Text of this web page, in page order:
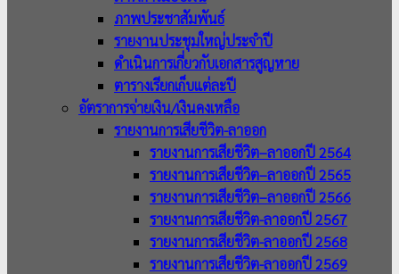
ภาพประชาสัมพันธ์
รายงานประชุมใหญ่ประจำปี
ดำเนินการเกี่ยวกับเอกสารสูญหาย
ตารางเรียกเก็บแต่ละปี
อัตราการจ่ายเงิน/เงินคงเหลือ
รายงานการเสียชีวิต-ลาออก
รายงานการเสียชีวิต–ลาออกปี 2564
รายงานการเสียชีวิต–ลาออกปี 2565
รายงานการเสียชีวิต–ลาออกปี 2566
รายงานการเสียชีวิต-ลาออกปี 2567
รายงานการเสียชีวิต-ลาออกปี 2568
รายงานการเสียชีวิต-ลาออกปี 2569